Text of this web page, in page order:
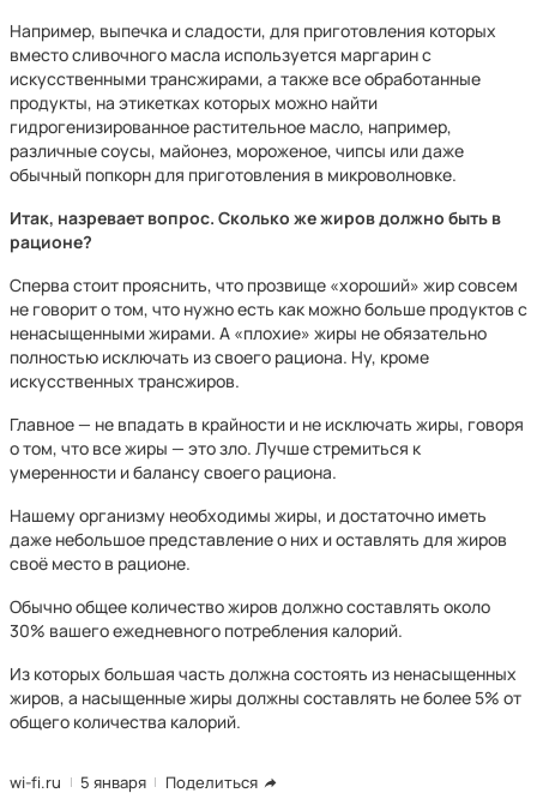
Например, выпечка и сладости, для приготовления которых
вместо сливочного масла используется маргарин с
искусственными трансжирами, а также все обработанные
продукты, на этикетках которых можно найти
гидрогенизированное растительное масло, например,
различные соусы, майонез, мороженое, чипсы или даже
обычный попкорн для приготовления в микроволновке.
Итак, назревает вопрос. Сколько же жиров должно быть в
рационе?
Сперва стоит прояснить, что прозвище «хороший» жир совсем
не говорит о том, что нужно есть как можно больше продуктов с
ненасыщенными жирами. А «плохие» жиры не обязательно
полностью исключать из своего рациона. Ну, кроме
искусственных трансжиров.
Главное — не впадать в крайности и не исключать жиры, говоря
о том, что все жиры — это зло. Лучше стремиться к
умеренности и балансу своего рациона.
Нашему организму необходимы жиры, и достаточно иметь
даже небольшое представление о них и оставлять для жиров
своё место в рационе.
Обычно общее количество жиров должно составлять около
30% вашего ежедневного потребления калорий.
Из которых большая часть должна состоять из ненасыщенных
жиров, а насыщенные жиры должны составлять не более 5% от
общего количества калорий.
wi-fi.ru 5 января Поделиться